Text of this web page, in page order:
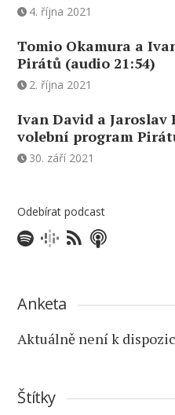
4. října 2021
Tomio Okamura a
Pirátů (audio 21:54)
2. října 2021
Ivan David a Jaroslav
volební program
30. září 2021
Odebírat podcast
Anketa
Aktuálně není k
Štítky